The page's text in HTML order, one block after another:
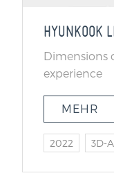
HYUNKOOK
Dimensions
experience
MEHR
2022 3D-